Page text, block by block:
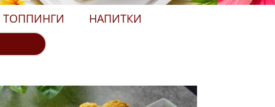
ТОППИНГИ НАПИТКИ